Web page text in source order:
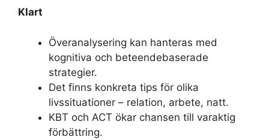
Klart
Överanalysering kan hanteras med
kognitiva och beteendebaserade
strategier.
Det finns konkreta tips för olika
livssituationer – relation, arbete, natt.
KBT och ACT ökar chansen till varaktig
förbättring.